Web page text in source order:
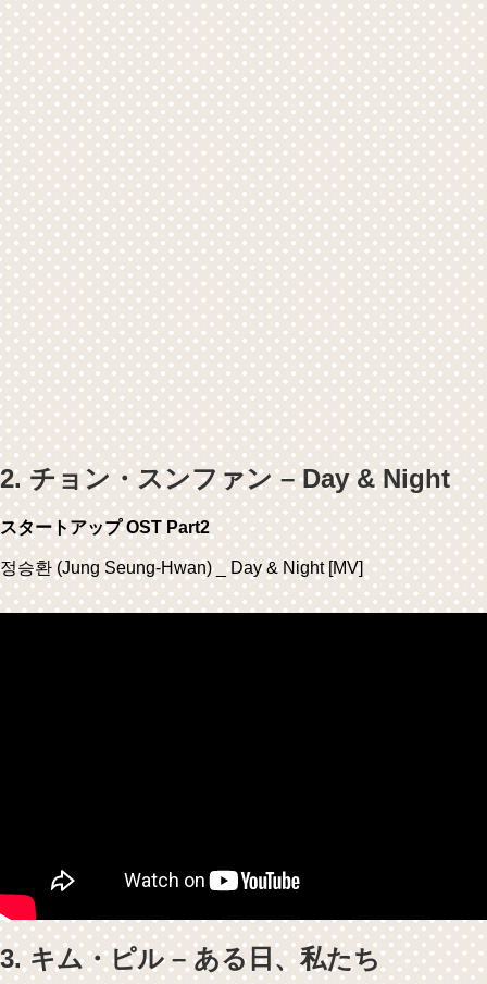
2. チョン・スンファン – Day & Night
スタートアップ OST Part2
정승환 (Jung Seung-Hwan) _ Day & Night [MV]
3. キム・ピル – ある日、私たち